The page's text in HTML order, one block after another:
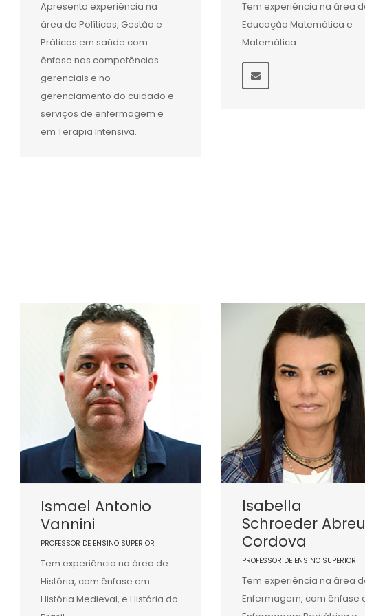
Apresenta experiência na
área de Políticas, Gestão e
Práticas em saúde com
ênfase nas competências
gerenciais e no
gerenciamento do cuidado e
serviços de enfermagem e
em Terapia Intensiva.
Tem experiência na área
Educação Matemática e
Matemática
Ismael Antonio
Vannini
PROFESSOR DE ENSINO SUPERIOR
Tem experiência na área de
História, com ênfase em
História Medieval, e História do
Isabella
Schroeder Abreu
Cordova
PROFESSOR DE ENSINO SUPERIOR
Tem experiência na área
Enfermagem, com ênfase